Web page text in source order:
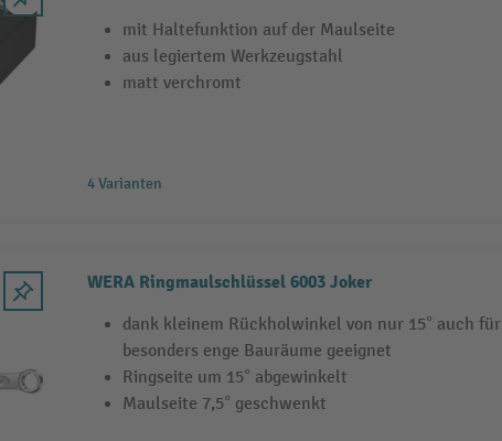
mit Haltefunktion auf der Maulseite
aus legiertem Werkzeugstahl
matt verchromt
4 Varianten
WERA Ringmaulschlüssel 6003 Joker
dank kleinem Rückholwinkel von nur 15° auch für
besonders enge Bauräume geeignet
Ringseite um 15° abgewinkelt
Maulseite 7,5° geschwenkt